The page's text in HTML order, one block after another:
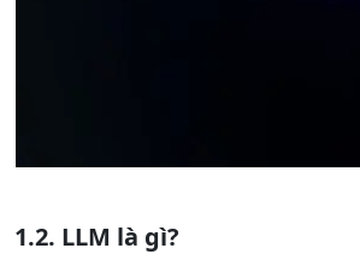
1.2. LLM là gì?